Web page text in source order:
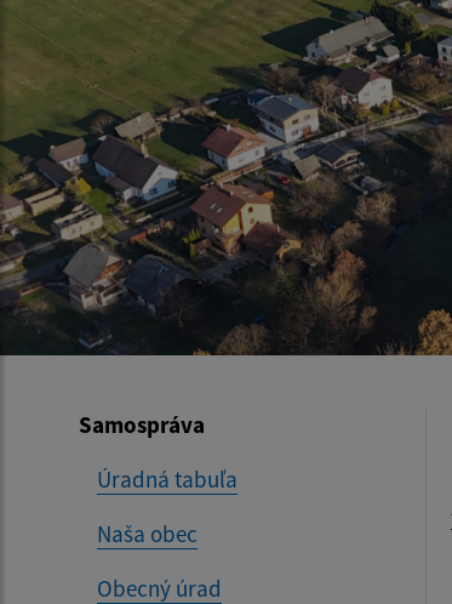
Samospráva
Úradná tabuľa
Naša obec
Obecný úrad